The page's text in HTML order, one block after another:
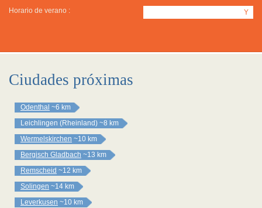
Horario de verano : Y
Ciudades próximas
Odenthal ~6 km
Leichlingen (Rheinland) ~8 km
Wermelskirchen ~10 km
Bergisch Gladbach ~13 km
Remscheid ~12 km
Solingen ~14 km
Leverkusen ~10 km